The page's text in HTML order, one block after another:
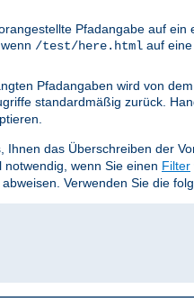
Pfadangabe auf
/test/here.html auf eine
Pfadangaben wird von
standardmäßig zurück.
Ihnen das Überschreiben der
wenn Sie einen Filter
Verwenden Sie die